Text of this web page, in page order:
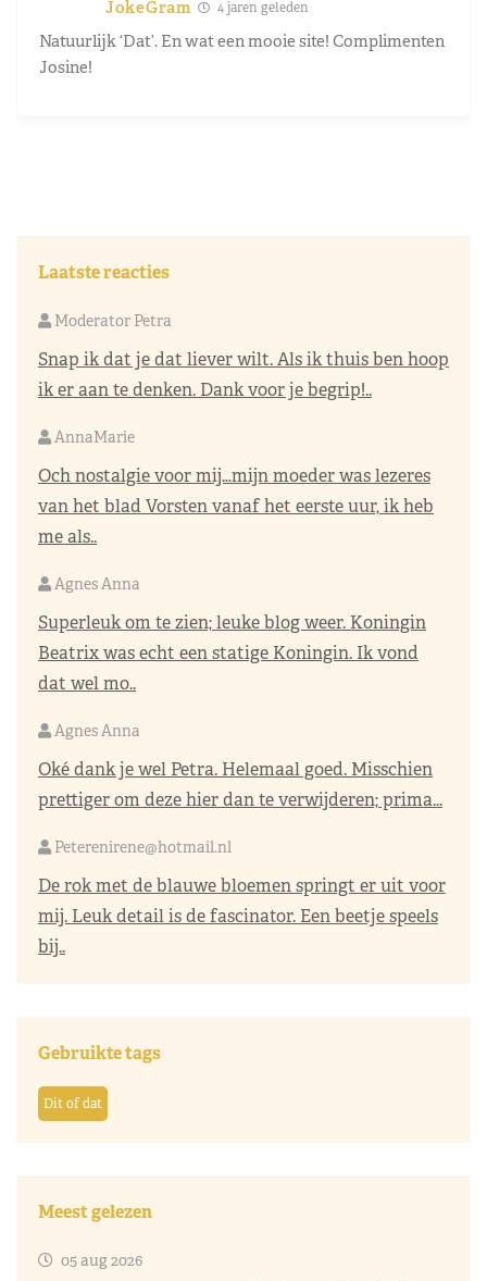
JokeGram 4 jaren geleden
Natuurlijk ‘Dat’. En wat een mooie site! Complimenten
Josine!
Laatste reacties
Moderator Petra
Snap ik dat je dat liever wilt. Als ik thuis ben hoop
ik er aan te denken. Dank voor je begrip!..
AnnaMarie
Och nostalgie voor mij…mijn moeder was lezeres
van het blad Vorsten vanaf het eerste uur, ik heb
me als..
Agnes Anna
Superleuk om te zien; leuke blog weer. Koningin
Beatrix was echt een statige Koningin. Ik vond
dat wel mo..
Agnes Anna
Oké dank je wel Petra. Helemaal goed. Misschien
prettiger om deze hier dan te verwijderen; prima...
Peterenirene@hotmail.nl
De rok met de blauwe bloemen springt er uit voor
mij. Leuk detail is de fascinator. Een beetje speels
bij..
Gebruikte tags
Dit of dat
Meest gelezen
05 aug 2026